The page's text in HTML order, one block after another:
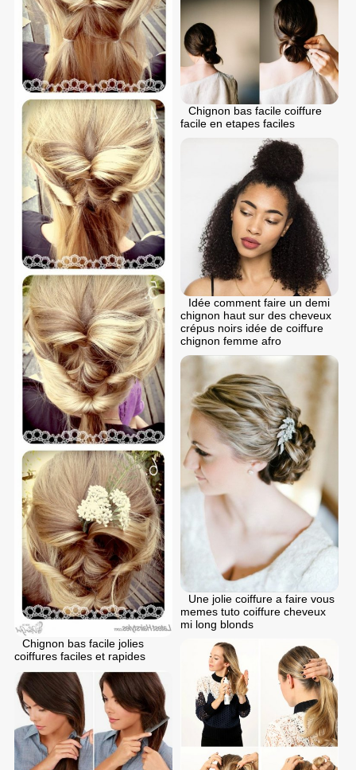
Chignon bas facile jolies
coiffures faciles et rapides
Chignon bas facile coiffure
facile en etapes faciles
Idée comment faire un demi
chignon haut sur des cheveux
crépus noirs idée de coiffure
chignon femme afro
Une jolie coiffure a faire vous
memes tuto coiffure cheveux
mi long blonds